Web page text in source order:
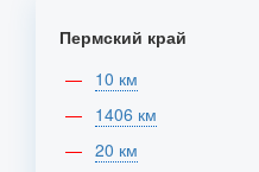
Пермский край
10 км
1406 км
20 км